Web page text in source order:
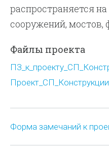
распространяется
сооружений, мостов,
Файлы проекта
Форма замечаний к